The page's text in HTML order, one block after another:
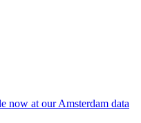
now at our Amsterdam data